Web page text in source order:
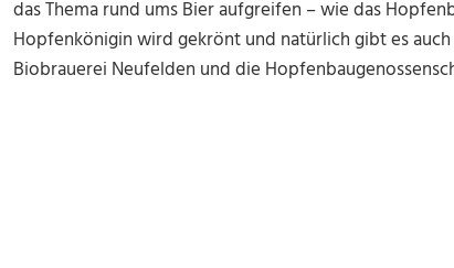
das Thema rund ums Bier aufgreifen – wie das
Hopfenkönigin wird gekrönt und natürlich gibt es
Biobrauerei Neufelden und die